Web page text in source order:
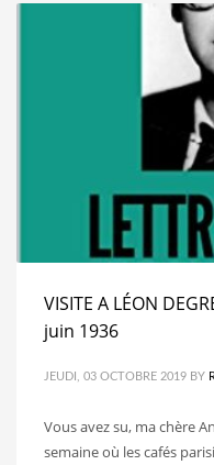
VISITE A LÉON
juin 1936
JEUDI, 03 OCTOBRE 2019 BY
Vous avez su, ma chère
se­maine où les cafés